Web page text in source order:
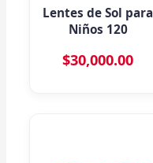
Lentes de Sol para
Niños 120
$30,000.00